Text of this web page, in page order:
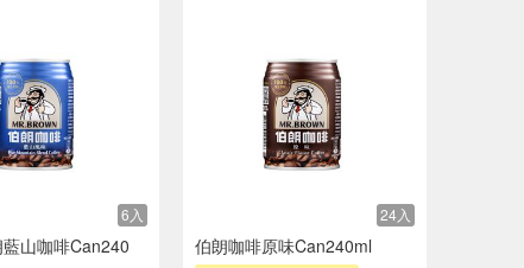
6入
山咖啡Can240
24入
伯朗咖啡原味Can240ml